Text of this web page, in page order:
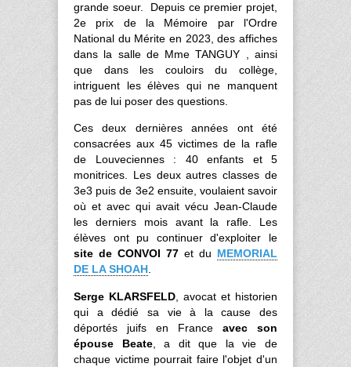
grande soeur. Depuis ce premier projet,
2e prix de la Mémoire par l'Ordre
National du Mérite en 2023, des affiches
dans la salle de Mme TANGUY , ainsi
que dans les couloirs du collège,
intriguent les élèves qui ne manquent
pas de lui poser des questions.
Ces deux dernières années ont été
consacrées aux 45 victimes de la rafle
de Louveciennes : 40 enfants et 5
monitrices. Les deux autres classes de
3e3 puis de 3e2 ensuite, voulaient savoir
où et avec qui avait vécu Jean-Claude
les derniers mois avant la rafle. Les
élèves ont pu continuer d'exploiter le
site de CONVOI 77 et du MEMORIAL
DE LA SHOAH.
Serge KLARSFELD , avocat et historien
qui a dédié sa vie à la cause des
déportés juifs en France avec son
épouse Beate, a dit que la vie de
chaque victime pourrait faire l'objet d'un